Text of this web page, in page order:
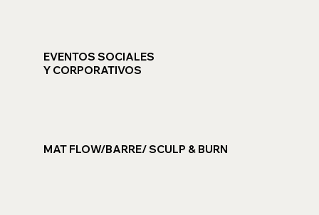
EVENTOS SOCIALES
Y CORPORATIVOS
MAT FLOW/BARRE/ SCULP & BURN